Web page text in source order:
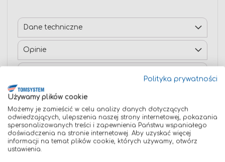
Dane techniczne
Opinie
Polityka prywatności
Używamy plików cookie
Możemy je zamieścić w celu analizy danych dotyczących
odwiedzających, ulepszenia naszej strony internetowej, pokazania
spersonalizowanych treści i zapewnienia Państwu wspaniałego
doświadczenia na stronie internetowej. Aby uzyskać więcej
informacji na temat plików cookie, których używamy, otwórz
ustawienia.